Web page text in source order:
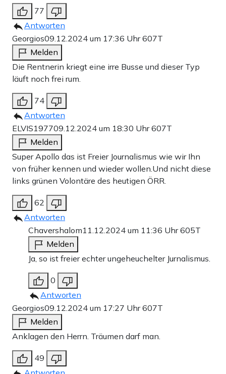
77
Antworten
Georgios09.12.2024 um 17:36 Uhr607T
Melden
Die Rentnerin kriegt eine irre Busse und dieser Typ
läuft noch frei rum.
74
Antworten
ELVIS197709.12.2024 um 18:30 Uhr607T
Melden
Super Apollo das ist Freier Journalismus wie wir Ihn
von früher kennen und wieder wollen.Und nicht diese
links grünen Volontäre des heutigen ÖRR.
62
Antworten
Chavershalom11.12.2024 um 11:36 Uhr605T
Melden
Ja, so ist freier echter ungeheuchelter Jurnalismus.
0
Antworten
Georgios09.12.2024 um 17:27 Uhr607T
Melden
Anklagen den Herrn. Träumen darf man.
49